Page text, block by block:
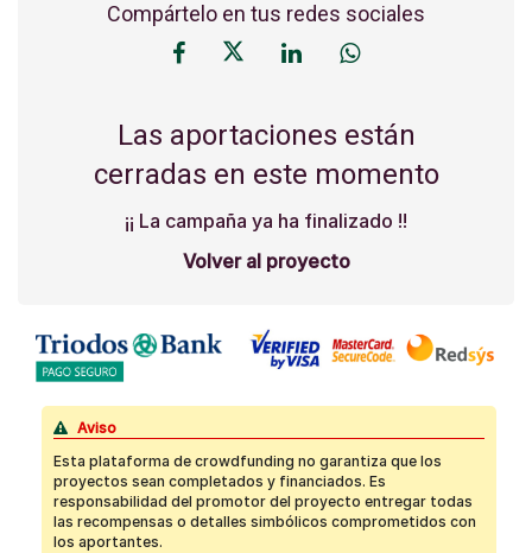
Compártelo en tus redes sociales
Las aportaciones están
cerradas en este momento
¡¡ La campaña ya ha finalizado !!
Volver al proyecto
Aviso
Esta plataforma de crowdfunding no garantiza que los
proyectos sean completados y financiados. Es
responsabilidad del promotor del proyecto entregar todas
las recompensas o detalles simbólicos comprometidos con
los aportantes.